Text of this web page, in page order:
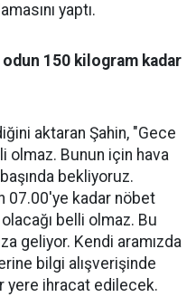
yaptı.
150 kilogram kadar
aktaran Şahin, "Gece
olmaz. Bunun için hava
bekliyoruz.
07.00'ye kadar nöbet
belli olmaz. Bu
geliyor. Kendi aramızda
bilgi alışverişinde
yere ihracat edilecek.